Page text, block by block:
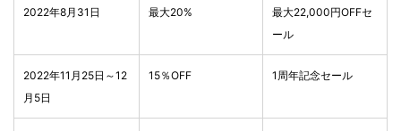
2022年8月31日 最大20%
最大22,000円OFFセ
ール
2022年11月25日～12
月5日
15％OFF 1周年記念セール